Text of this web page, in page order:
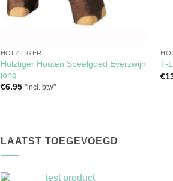
HOLZTIGER
Holztiger Houten Speelgoed Everzwijn
jong
€6.95 "incl. btw"
T-
€
LAATST TOEGEVOEGD
test product